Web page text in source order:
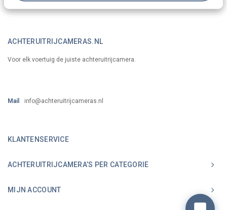
ACHTERUITRIJCAMERAS.NL
Voor elk voertuig de juiste achteruitrijcamera.
Mail info@achteruitrijcameras.nl
KLANTENSERVICE
ACHTERUITRIJCAMERA’S PER CATEGORIE
MIJN ACCOUNT